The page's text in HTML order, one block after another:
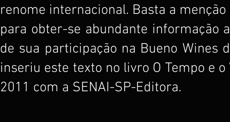
renome internacional. Basta a
para obter-se abundante informação
de sua participação na Bueno Wines
inseriu este texto no livro O Tempo e
2011 com a SENAI-SP-Editora.